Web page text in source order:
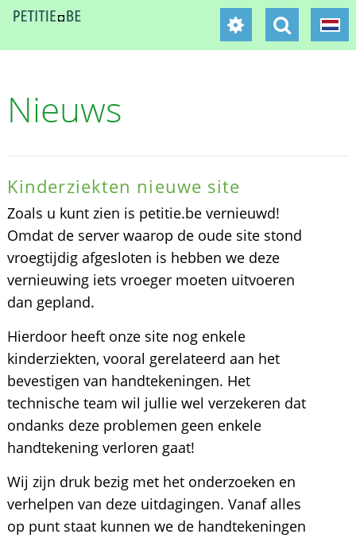
Nieuws
Kinderziekten nieuwe site
Zoals u kunt zien is petitie.be vernieuwd!
Omdat de server waarop de oude site stond
vroegtijdig afgesloten is hebben we deze
vernieuwing iets vroeger moeten uitvoeren
dan gepland.
Hierdoor heeft onze site nog enkele
kinderziekten, vooral gerelateerd aan het
bevestigen van handtekeningen. Het
technische team wil jullie wel verzekeren dat
ondanks deze problemen geen enkele
handtekening verloren gaat!
Wij zijn druk bezig met het onderzoeken en
verhelpen van deze uitdagingen. Vanaf alles
op punt staat kunnen we de handtekeningen